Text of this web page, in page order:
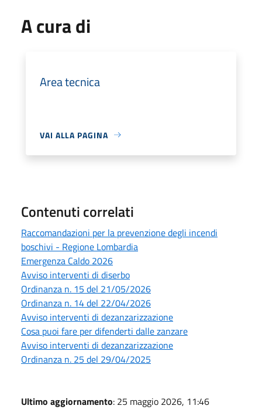
A cura di
Area tecnica
VAI ALLA PAGINA
Contenuti correlati
Raccomandazioni per la prevenzione degli incendi
boschivi - Regione Lombardia
Emergenza Caldo 2026
Avviso interventi di diserbo
Ordinanza n. 15 del 21/05/2026
Ordinanza n. 14 del 22/04/2026
Avviso interventi di dezanzarizzazione
Cosa puoi fare per difenderti dalle zanzare
Avviso interventi di dezanzarizzazione
Ordinanza n. 25 del 29/04/2025
Ultimo aggiornamento: 25 maggio 2026, 11:46